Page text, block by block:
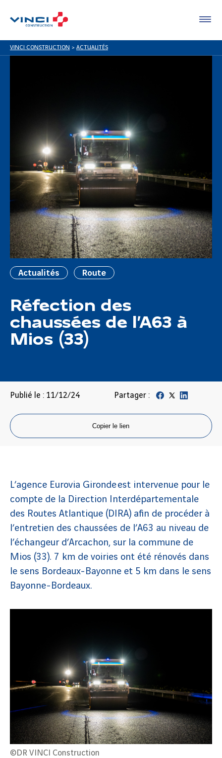
VINCI CONSTRUCTION > ACTUALITÉS
Actualités Route
Réfection des
chaussées de l’A63 à
Mios (33)
Publié le : 11/12/24 Partager :
Copier le lien
L’agence Eurovia Gironde est intervenue pour le
compte de la Direction Interdépartementale
des Routes Atlantique (DIRA) afin de procéder à
l’entretien des chaussées de l’A63 au niveau de
l’échangeur d’Arcachon, sur la commune de
Mios (33). 7 km de voiries ont été rénovés dans
le sens Bordeaux-Bayonne et 5 km dans le sens
Bayonne-Bordeaux.
©DR VINCI Construction